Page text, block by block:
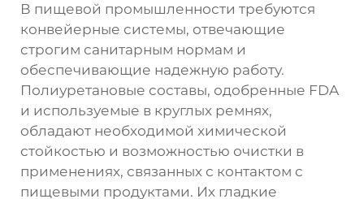
В пищевой промышленности требуются
конвейерные системы, отвечающие
строгим санитарным нормам и
обеспечивающие надежную работу.
Полиуретановые составы, одобренные FDA
и используемые в круглых ремнях,
обладают необходимой химической
стойкостью и возможностью очистки в
применениях, связанных с контактом с
пищевыми продуктами. Их гладкие